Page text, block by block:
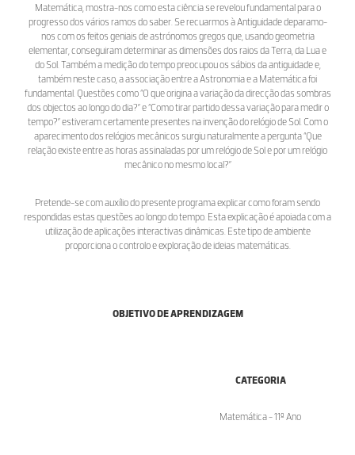
Matemática, mostra-nos como esta ciência se revelou fundamental para o
progresso dos vários ramos do saber. Se recuarmos à Antiguidade deparamo-
nos com os feitos geniais de astrónomos gregos que, usando geometria
elementar, conseguiram determinar as dimensões dos raios da Terra, da Lua e
do Sol. Também a medição do tempo preocupou os sábios da antiguidade e,
também neste caso, a associação entre a Astronomia e a Matemática foi
fundamental. Questões como “O que origina a variação da direcção das sombras
dos objectos ao longo do dia?” e “Como tirar partido dessa variação para medir o
tempo?” estiveram certamente presentes na invenção do relógio de Sol. Com o
aparecimento dos relógios mecânicos surgiu naturalmente a pergunta “Que
relação existe entre as horas assinaladas por um relógio de Sol e por um relógio
mecânico no mesmo local?”
Pretende-se com auxílio do presente programa explicar como foram sendo
respondidas estas questões ao longo do tempo. Esta explicação é apoiada com a
utilização de aplicações interactivas dinâmicas. Este tipo de ambiente
proporciona o controlo e exploração de ideias matemáticas.
OBJETIVO DE APRENDIZAGEM
CATEGORIA
Matemática - 11º Ano